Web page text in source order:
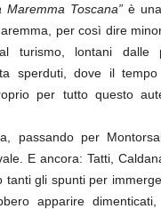
Maremma Toscana” è
per così dire
turismo, lontani dalle
sperduti, dove il
per tutto questo
passando per
E ancora: Tatti,
tanti gli spunti per
apparire